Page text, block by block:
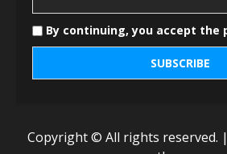
By continuing, you accept the
Copyright © All rights reserved. |